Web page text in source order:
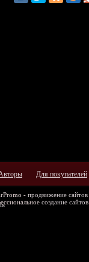
Для покупателей
- продвижение сайтов
создание сайтов